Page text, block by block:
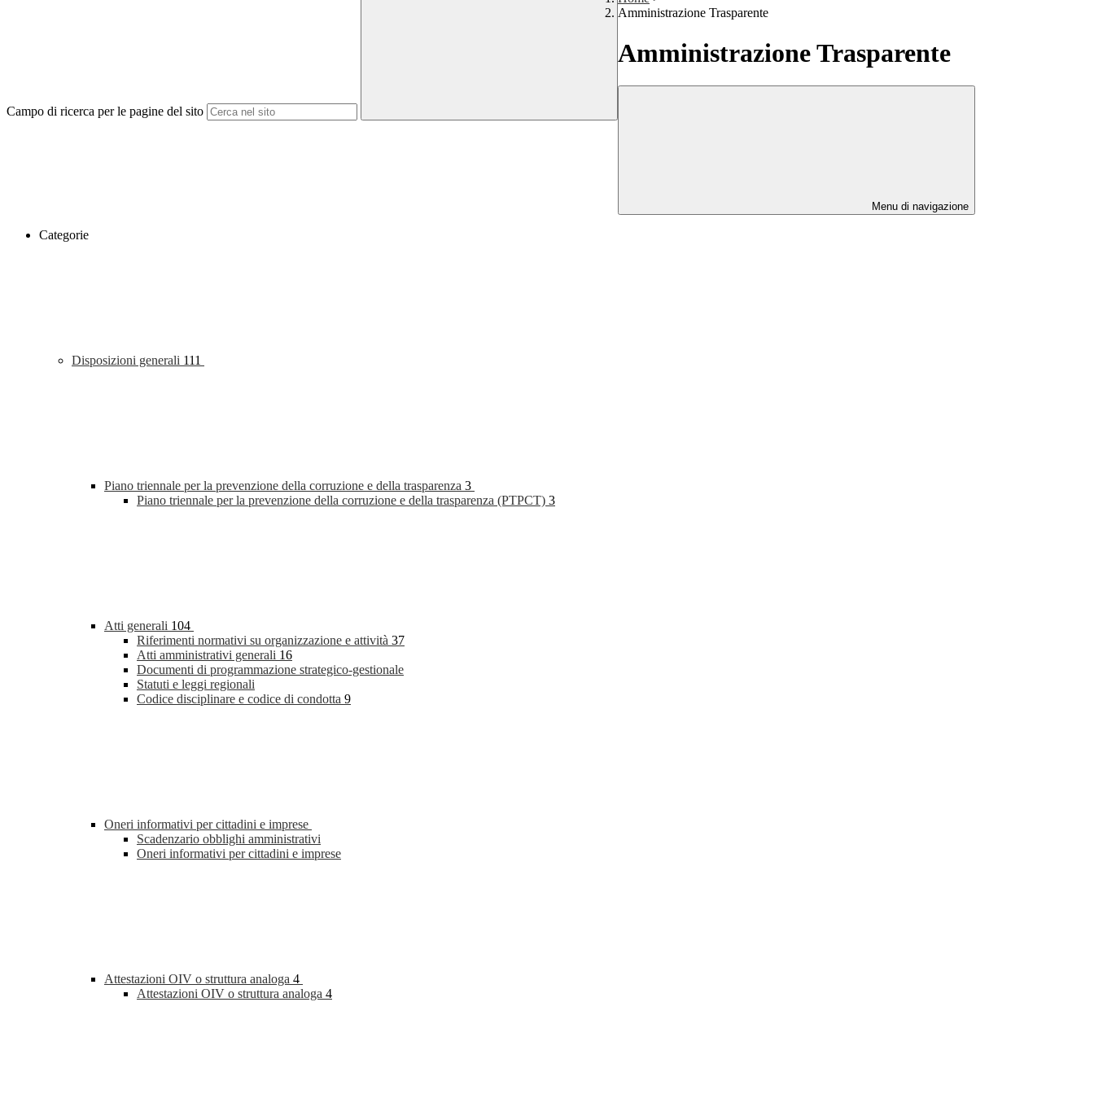
Campo di ricerca per le pagine del sito
Amministrazione Trasparente
Amministrazione Trasparente
Menu di navigazione
Categorie
Disposizioni generali 111
Piano triennale per la prevenzione della corruzione e della trasparenza 3
Piano triennale per la prevenzione della corruzione e della trasparenza (PTPCT) 3
Atti generali 104
Riferimenti normativi su organizzazione e attività 37
Atti amministrativi generali 16
Documenti di programmazione strategico-gestionale
Statuti e leggi regionali
Codice disciplinare e codice di condotta 9
Oneri informativi per cittadini e imprese
Scadenzario obblighi amministrativi
Oneri informativi per cittadini e imprese
Attestazioni OIV o struttura analoga 4
Attestazioni OIV o struttura analoga 4